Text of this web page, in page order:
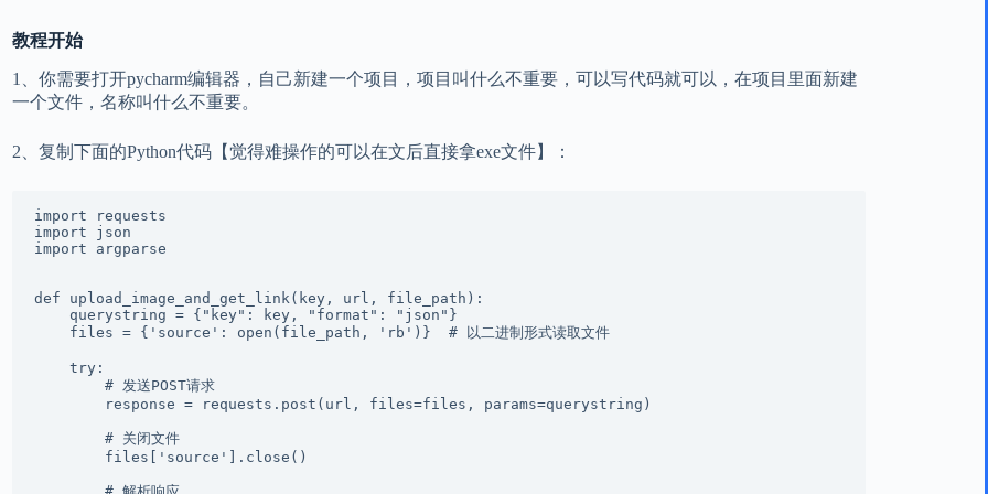
教程开始
1、你需要打开pycharm编辑器，自己新建一个项目，项目叫什么不重要，可以写代码就可以，在项目里面新建
一个文件，名称叫什么不重要。
2、复制下面的Python代码【觉得难操作的可以在文后直接拿exe文件】：
import requests
import json
import argparse
def upload_image_and_get_link(key, url, file_path):
    querystring = {"key": key, "format": "json"}
    files = {'source': open(file_path, 'rb')}  # 以二进制形式读取文件
    try:
        # 发送POST请求
        response = requests.post(url, files=files, params=querystring)
        # 关闭文件
        files['source'].close()